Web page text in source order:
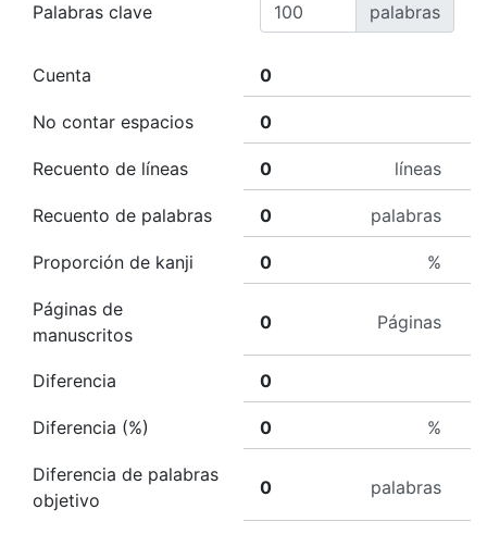
Palabras clave palabras
Cuenta
No contar espacios
Recuento de líneas líneas
Recuento de palabras palabras
Proporción de kanji %
Páginas de
manuscritos
Páginas
Diferencia
Diferencia (%) %
Diferencia de palabras
objetivo
palabras